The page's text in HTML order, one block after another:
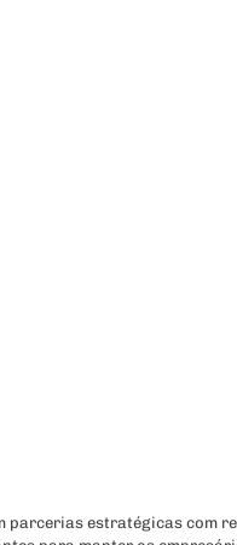
parcerias estratégicas com